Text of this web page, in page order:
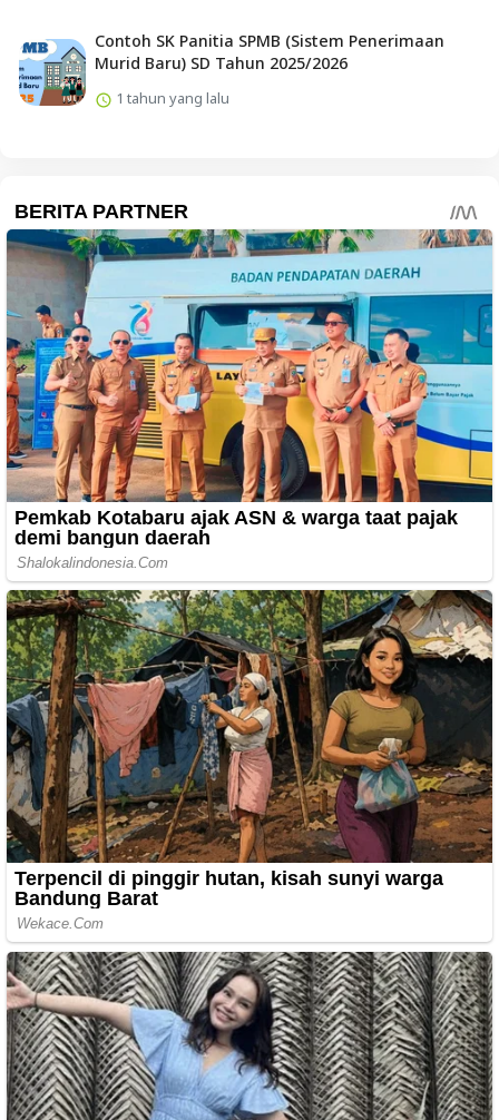
Contoh SK Panitia SPMB (Sistem Penerimaan
Murid Baru) SD Tahun 2025/2026
1 tahun yang lalu